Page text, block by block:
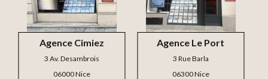
Agence Le Port
3 Rue Barla
06300 Nice
Agence Cimiez
3 Av. Desambrois
06000 Nice